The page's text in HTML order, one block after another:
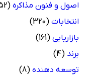
اصول و فنون مذاکره (152)
انتخابات (320)
بازاریابی (161)
(4)
توسعه دهنده (8)